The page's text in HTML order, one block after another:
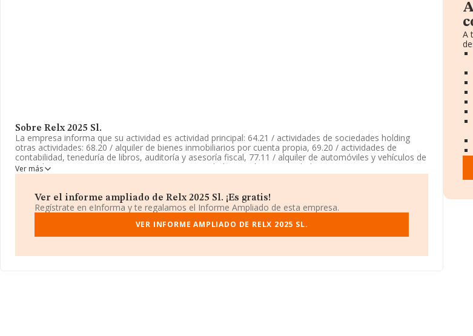
Sobre Relx 2025 Sl.
La empresa informa que su actividad es actividad principal: 64.21 / actividades de sociedades holding
otras actividades: 68.20 / alquiler de bienes inmobiliarios por cuenta propia, 69.20 / actividades de
contabilidad, teneduría de libros, auditoría y asesoría fiscal, 77.11 / alquiler de automóviles y vehículos de
motor ligeros, 77.32 / a. La empresa es una Sociedad Limitada. Su actividad CNAE es '%cnae%' con
código 6421. La compañía no tiene actividad en mercados exteriores.
La sociedad Relx 2025 S.L, NIF B22545057, está situada en Calle Ramon Y Cajal núm. 85, (14800), en el
municipio de Priego De Cordoba, en Córdoba, Andalucía.
En relación con el sector y disponiendo de los datos de hasta 45.306 empresas, en el ámbito nacional la
facturación alcanza la cifra de 71.120 millones de euros y la media entre todas las compañías es de 1
INFORMA aparecen 369 empresas, cuyas ventas han alcanzado los 28 millones de euros. Como
Ver más
Ver el informe ampliado de Relx 2025 Sl. ¡Es gratis!
Regístrate en eInforma y te regalamos el Informe Ampliado de esta empresa.
VER INFORME AMPLIADO DE RELX 2025 SL.
A